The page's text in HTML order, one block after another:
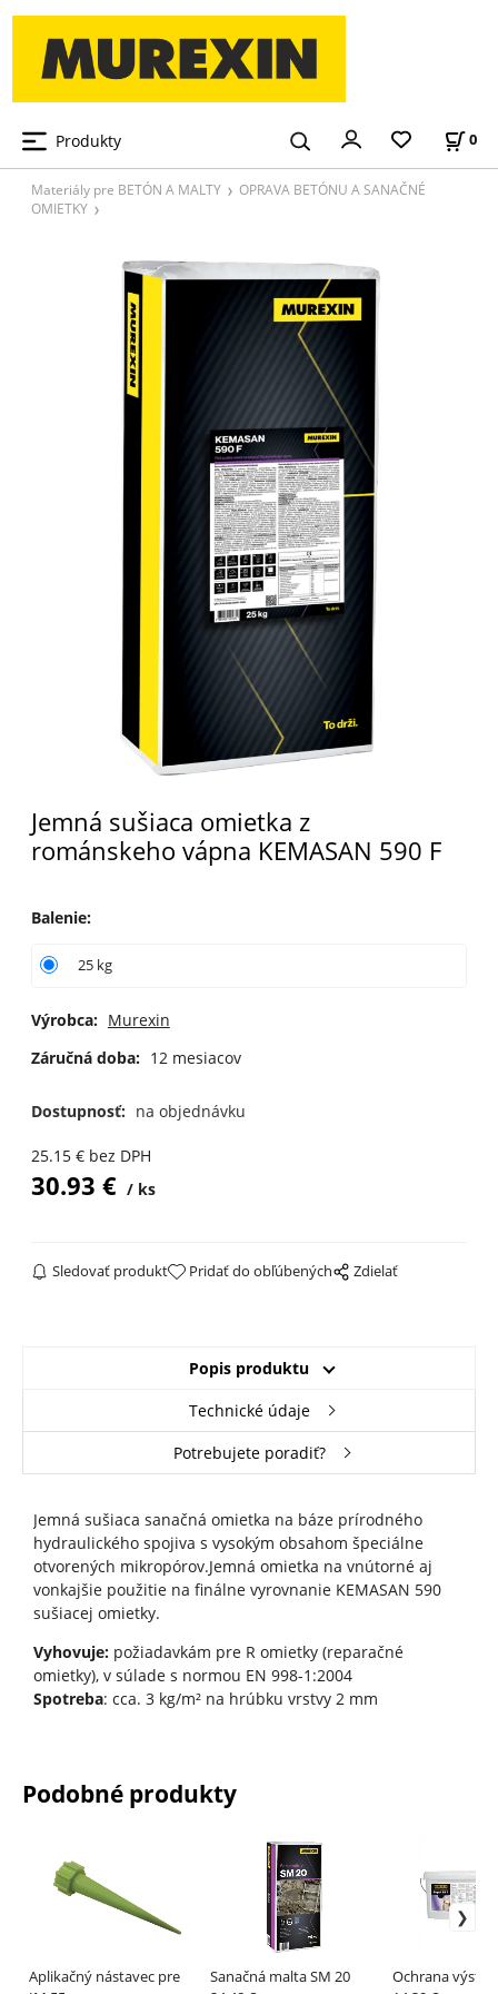
Produkty 0
Materiály pre BETÓN A MALTY
OPRAVA BETÓNU A SANAČNÉ
OMIETKY
Jemná sušiaca omietka z
románskeho vápna KEMASAN 590 F
Balenie:
25 kg
Výrobca: Murexin
Záručná doba: 12 mesiacov
Dostupnosť: na objednávku
25.15€ bez DPH
30.93 € ks
Sledovať produkt Pridať do obľúbených Zdielať
Popis produktu
Technické údaje
Potrebujete poradiť?
Jemná sušiaca sanačná omietka na báze prírodného
hydraulického spojiva s vysokým obsahom špeciálne
otvorených mikropórov.Jemná omietka na vnútorné aj
vonkajšie použitie na finálne vyrovnanie KEMASAN 590
sušiacej omietky.
Vyhovuje: požiadavkám pre R omietky (reparačné
omietky), v súlade s normou EN 998-1:2004
Spotreba: cca. 3 kg/m² na hrúbku vrstvy 2 mm
Podobné produkty
Aplikačný nástavec pre
Sanačná malta SM 20
Ochrana